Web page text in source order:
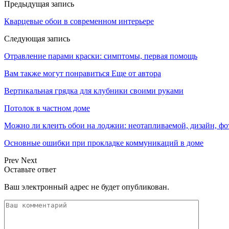
Предыдущая запись
Кварцевые обои в современном интерьере
Следующая запись
Отравление парами краски: симптомы, первая помощь
Вам также могут понравиться Еще от автора
Вертикальная грядка для клубники своими руками
Потолок в частном доме
Можно ли клеить обои на лоджии: неотапливаемой, дизайн,
Основные ошибки при прокладке коммуникаций в доме
Prev Next
Оставьте ответ
Ваш электронный адрес не будет опубликован.